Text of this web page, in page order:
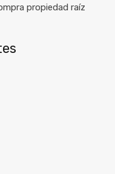
propiedad raíz